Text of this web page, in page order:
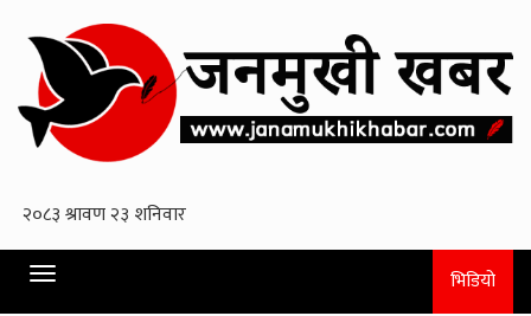
Toggle
navigation
भिडियो